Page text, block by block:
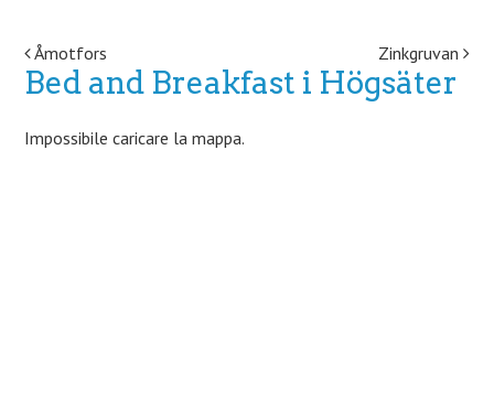
Post navigation
Åmotfors Zinkgruvan
Bed and Breakfast i Högsäter
Impossibile caricare la mappa.